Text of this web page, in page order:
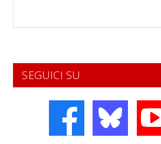
SEGUICI SU